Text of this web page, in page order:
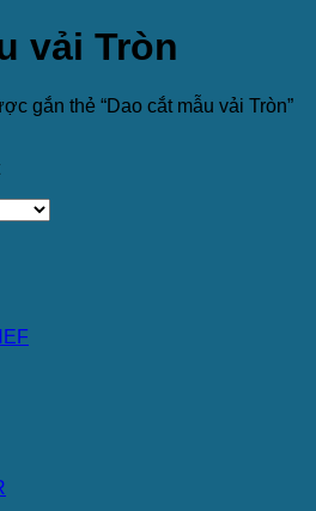
vải Tròn
gắn thẻ “Dao cắt mẫu vải Tròn”